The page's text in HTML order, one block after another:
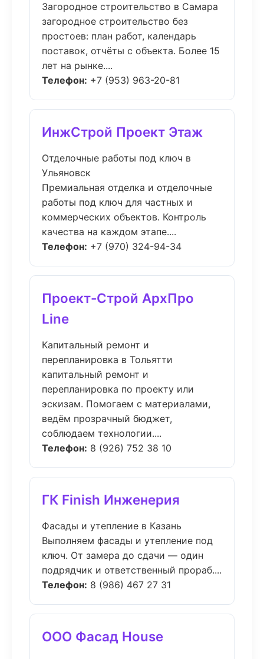
Загородное строительство в Самара
загородное строительство без
простоев: план работ, календарь
поставок, отчёты с объекта. Более 15
лет на рынке....
Телефон: +7 (953) 963-20-81
ИнжСтрой Проект Этаж
Отделочные работы под ключ в
Ульяновск
Премиальная отделка и отделочные
работы под ключ для частных и
коммерческих объектов. Контроль
качества на каждом этапе....
Телефон: +7 (970) 324-94-34
Проект-Строй АрхПро
Line
Капитальный ремонт и
перепланировка в Тольятти
капитальный ремонт и
перепланировка по проекту или
эскизам. Помогаем с материалами,
ведём прозрачный бюджет,
соблюдаем технологии....
Телефон: 8 (926) 752 38 10
ГК Finish Инженерия
Фасады и утепление в Казань
Выполняем фасады и утепление под
ключ. От замера до сдачи — один
подрядчик и ответственный прораб....
Телефон: 8 (986) 467 27 31
ООО Фасад House